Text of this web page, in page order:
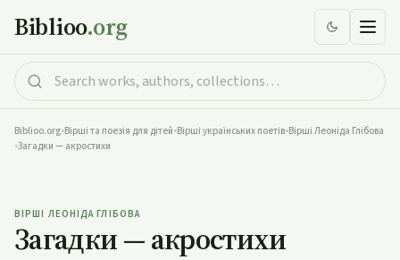
Biblioo.org
Biblioo.org•Вірші та поезія для дітей•Вірші українських поетів•Вірші Леоніда Глібова
•Загадки — акростихи
ВІРШІ ЛЕОНІДА ГЛІБОВА
Загадки — акростихи